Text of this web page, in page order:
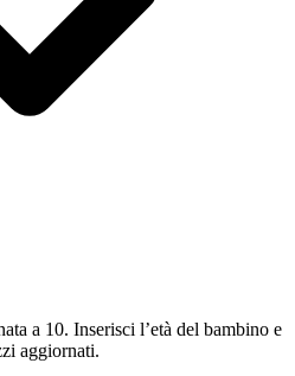
a 10. Inserisci l’età del bambino e
aggiornati.